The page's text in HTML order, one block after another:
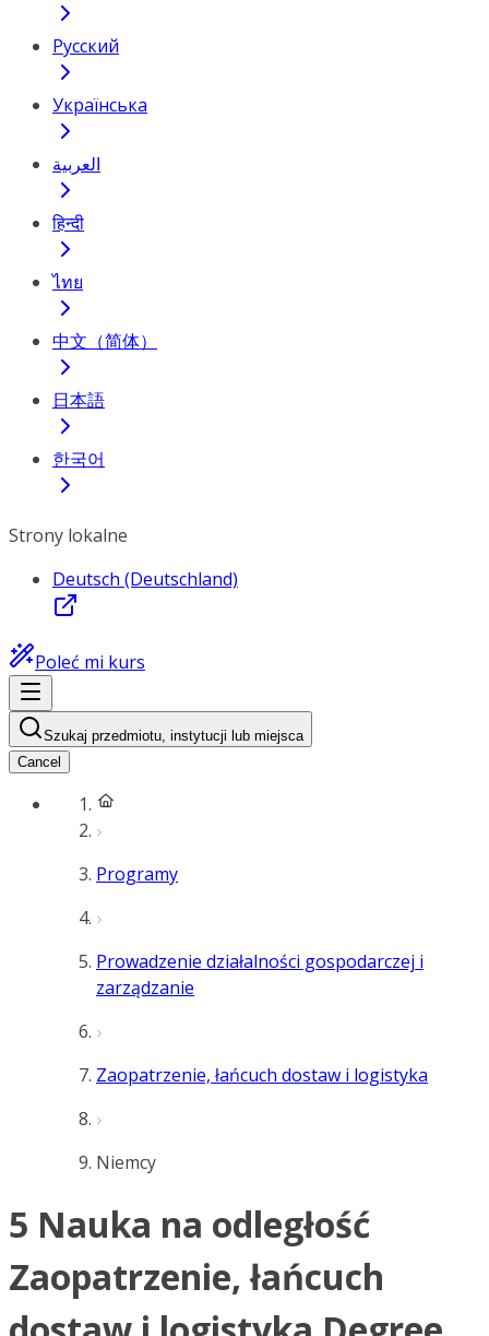
Русский
Українська
العربية
हिन्दी
ไทย
中文（简体）
日本語
한국어
Strony lokalne
Deutsch (Deutschland)
Poleć mi kurs
Szukaj przedmiotu, instytucji lub miejsca
Cancel
Programy
Prowadzenie działalności gospodarczej i
zarządzanie
Zaopatrzenie, łańcuch dostaw i logistyka
Niemcy
5 Nauka na odległość
Zaopatrzenie, łańcuch